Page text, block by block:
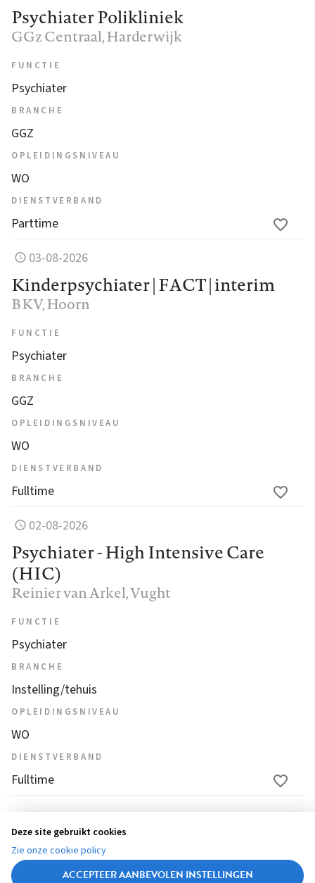
Psychiater Polikliniek
GGz Centraal, Harderwijk
FUNCTIE
Psychiater
BRANCHE
GGZ
OPLEIDINGSNIVEAU
WO
DIENSTVERBAND
Parttime
03-08-2026
Kinderpsychiater | FACT | interim
BKV, Hoorn
FUNCTIE
Psychiater
BRANCHE
GGZ
OPLEIDINGSNIVEAU
WO
DIENSTVERBAND
Fulltime
02-08-2026
Psychiater - High Intensive Care
(HIC)
Reinier van Arkel, Vught
FUNCTIE
Psychiater
BRANCHE
Instelling/tehuis
OPLEIDINGSNIVEAU
WO
DIENSTVERBAND
Fulltime
1
2
(
3
Deze site gebruikt cookies
Zie onze cookie policy
ACCEPTEER AANBEVOLEN INSTELLINGEN